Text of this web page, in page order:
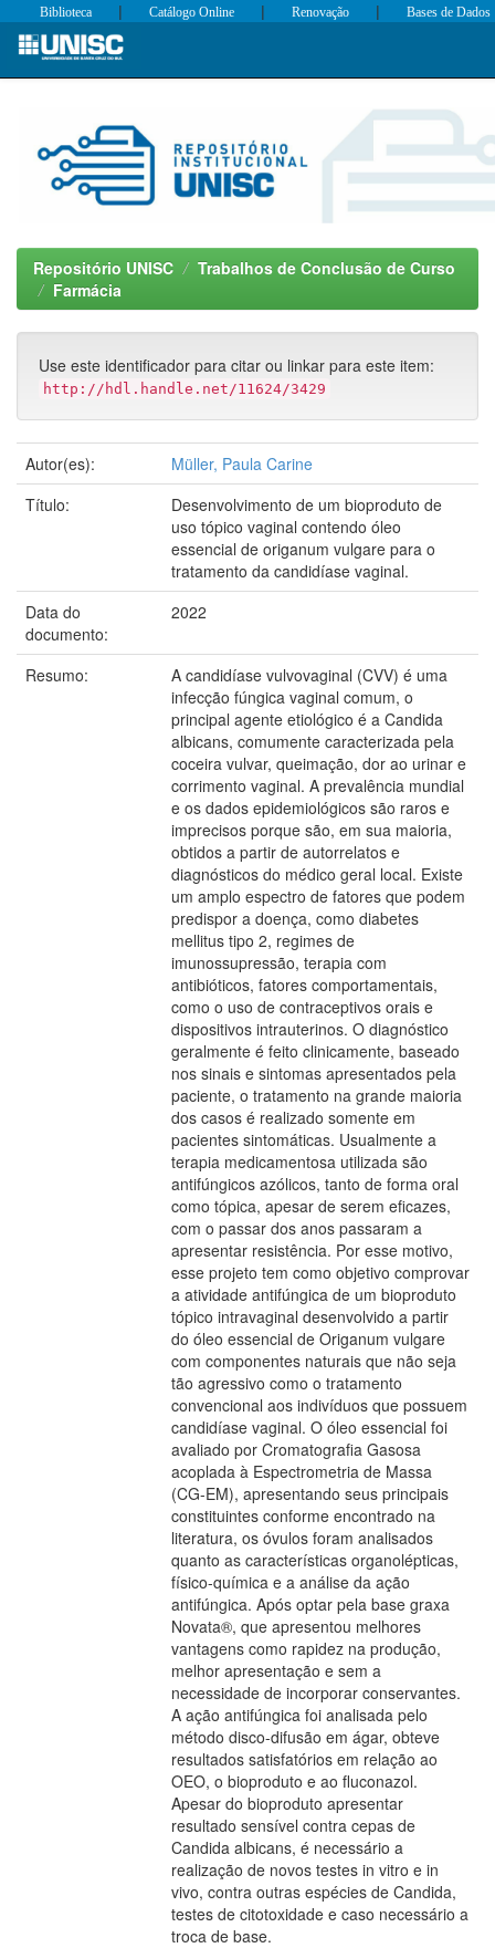
Skip
Biblioteca | Catálogo Online | Renovação | Bases de Dados
Repositório UNISC
Trabalhos de Conclusão de Curso
Farmácia
Use este identificador para citar ou linkar para este item:
http://hdl.handle.net/11624/3429
Autor(es):
Müller, Paula Carine
Título:
Desenvolvimento de um bioproduto de
uso tópico vaginal contendo óleo
essencial de origanum vulgare para o
tratamento da candidíase vaginal.
Data do
documento:
2022
Resumo:
A candidíase vulvovaginal (CVV) é uma
infecção fúngica vaginal comum, o
principal agente etiológico é a Candida
albicans, comumente caracterizada pela
coceira vulvar, queimação, dor ao urinar e
corrimento vaginal. A prevalência mundial
e os dados epidemiológicos são raros e
imprecisos porque são, em sua maioria,
obtidos a partir de autorrelatos e
diagnósticos do médico geral local. Existe
um amplo espectro de fatores que podem
predispor a doença, como diabetes
mellitus tipo 2, regimes de
imunossupressão, terapia com
antibióticos, fatores comportamentais,
como o uso de contraceptivos orais e
dispositivos intrauterinos. O diagnóstico
geralmente é feito clinicamente, baseado
nos sinais e sintomas apresentados pela
paciente, o tratamento na grande maioria
dos casos é realizado somente em
pacientes sintomáticas. Usualmente a
terapia medicamentosa utilizada são
antifúngicos azólicos, tanto de forma oral
como tópica, apesar de serem eficazes,
com o passar dos anos passaram a
apresentar resistência. Por esse motivo,
esse projeto tem como objetivo comprovar
a atividade antifúngica de um bioproduto
tópico intravaginal desenvolvido a partir
do óleo essencial de Origanum vulgare
com componentes naturais que não seja
tão agressivo como o tratamento
convencional aos indivíduos que possuem
candidíase vaginal. O óleo essencial foi
avaliado por Cromatografia Gasosa
acoplada à Espectrometria de Massa
(CG-EM), apresentando seus principais
constituintes conforme encontrado na
literatura, os óvulos foram analisados
quanto as características organolépticas,
físico-química e a análise da ação
antifúngica. Após optar pela base graxa
Novata®, que apresentou melhores
vantagens como rapidez na produção,
melhor apresentação e sem a
necessidade de incorporar conservantes.
A ação antifúngica foi analisada pelo
método disco-difusão em ágar, obteve
resultados satisfatórios em relação ao
OEO, o bioproduto e ao fluconazol.
Apesar do bioproduto apresentar
resultado sensível contra cepas de
Candida albicans, é necessário a
realização de novos testes in vitro e in
vivo, contra outras espécies de Candida,
testes de citotoxidade e caso necessário a
troca de base.